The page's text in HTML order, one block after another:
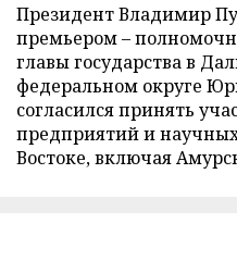
Президент Владимир
премьером –
главы государства в
федеральном округе
согласился принять
предприятий и
Востоке, включая